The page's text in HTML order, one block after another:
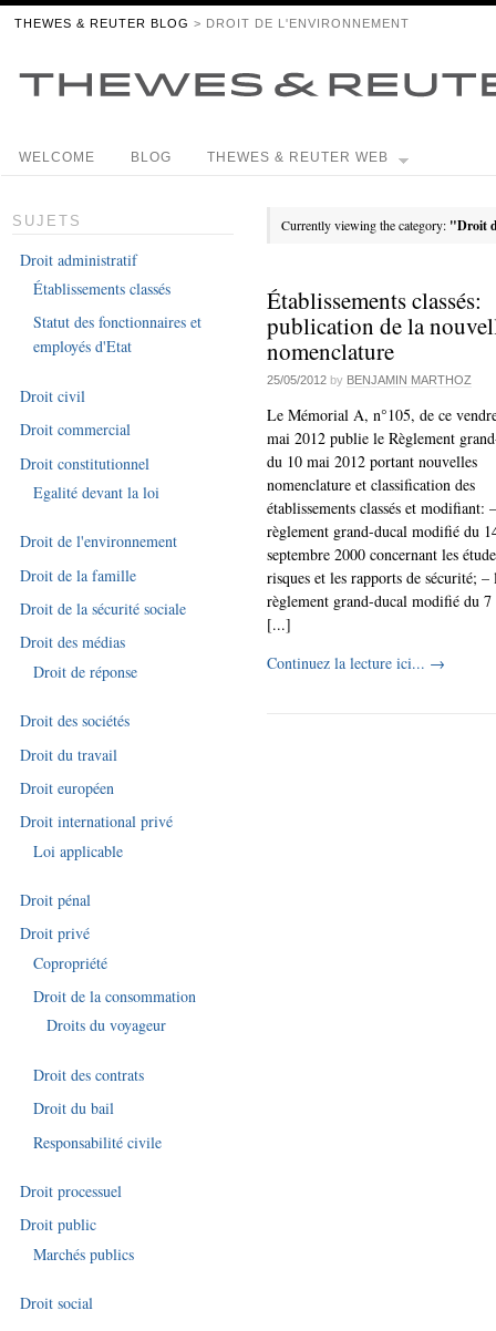
THEWES & REUTER BLOG > DROIT DE L'ENVIRONNEMENT
WELCOME BLOG THEWES & REUTER WEB
Currently viewing the category: "Droit
Établissements classés:
publication de la
nomenclature
25/05/2012 by BENJAMIN MARTHOZ
Le Mémorial A, n°105, de ce
mai 2012 publie le Règlement
du 10 mai 2012 portant nouvelles
nomenclature et classification des
établissements classés et modifiant:
règlement grand-ducal modifié du
septembre 2000 concernant les
risques et les rapports de sécurité; –
règlement grand-ducal modifié du 7
[...]
Continuez la lecture ici... →
SUJETS
Droit administratif
Établissements classés
Statut des fonctionnaires et
employés d'Etat
Droit civil
Droit commercial
Droit constitutionnel
Egalité devant la loi
Droit de l'environnement
Droit de la famille
Droit de la sécurité sociale
Droit des médias
Droit de réponse
Droit des sociétés
Droit du travail
Droit européen
Droit international privé
Loi applicable
Droit pénal
Droit privé
Copropriété
Droit de la consommation
Droits du voyageur
Droit des contrats
Droit du bail
Responsabilité civile
Droit processuel
Droit public
Marchés publics
Droit social